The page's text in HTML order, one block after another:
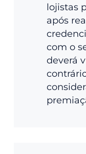
lojistas
após
com o
deverá